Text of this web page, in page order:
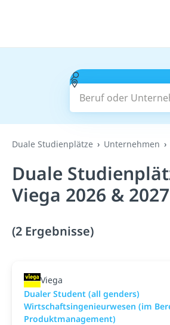
Beruf oder
Duale Studienplätze Unternehmen
Duale
Viega 2026 & 2027
(2 Ergebnisse)
Viega
Dualer Student (all genders)
Wirtschaftsingenieurwesen (im
Produktmanagement)